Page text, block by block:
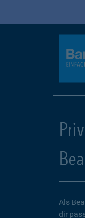
Als
dir